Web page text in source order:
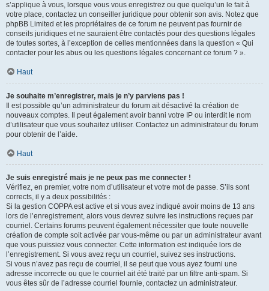
s’applique à vous, lorsque vous vous enregistrez ou que quelqu’un le fait à
votre place, contactez un conseiller juridique pour obtenir son avis. Notez que
phpBB Limited et les propriétaires de ce forum ne peuvent pas fournir de
conseils juridiques et ne sauraient être contactés pour des questions légales
de toutes sortes, à l’exception de celles mentionnées dans la question « Qui
contacter pour les abus ou les questions légales concernant ce forum ? ».
Haut
Je souhaite m’enregistrer, mais je n’y parviens pas !
Il est possible qu’un administrateur du forum ait désactivé la création de
nouveaux comptes. Il peut également avoir banni votre IP ou interdit le nom
d’utilisateur que vous souhaitez utiliser. Contactez un administrateur du forum
pour obtenir de l’aide.
Haut
Je suis enregistré mais je ne peux pas me connecter !
Vérifiez, en premier, votre nom d’utilisateur et votre mot de passe. S’ils sont
corrects, il y a deux possibilités :
Si la gestion COPPA est active et si vous avez indiqué avoir moins de 13 ans
lors de l’enregistrement, alors vous devrez suivre les instructions reçues par
courriel. Certains forums peuvent également nécessiter que toute nouvelle
création de compte soit activée par vous-même ou par un administrateur avant
que vous puissiez vous connecter. Cette information est indiquée lors de
l’enregistrement. Si vous avez reçu un courriel, suivez ses instructions.
Si vous n’avez pas reçu de courriel, il se peut que vous ayez fourni une
adresse incorrecte ou que le courriel ait été traité par un filtre anti-spam. Si
vous êtes sûr de l’adresse courriel fournie, contactez un administrateur.